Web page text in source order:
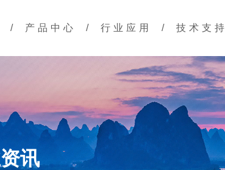
/ 产品中心 / 行业应用 / 技术支持
讯